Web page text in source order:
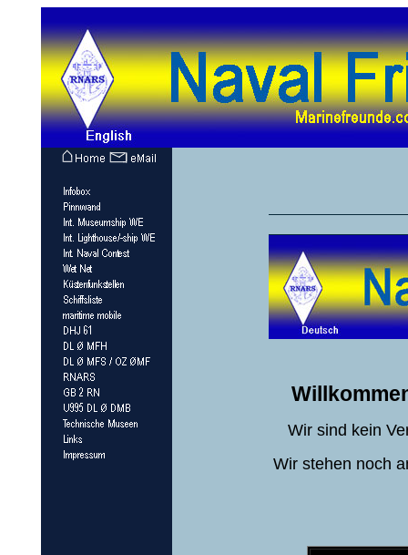
Wir sind kein
Wir stehen noch